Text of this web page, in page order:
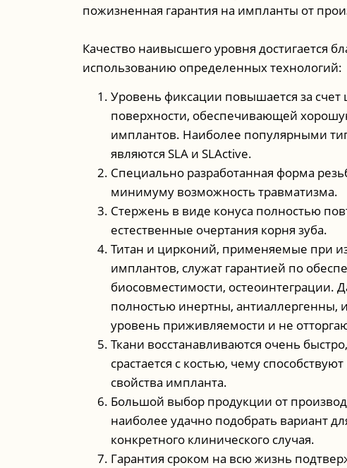
пожизненная гарантия на импланты от
Качество наивысшего уровня достигается
использованию определенных технологий:
Уровень фиксации повышается за счет
поверхности, обеспечивающей
имплантов. Наиболее популярными
являются SLA и SLActive.
Специально разработанная форма
минимуму возможность травматизма.
Стержень в виде конуса полностью
естественные очертания корня зуба.
Титан и цирконий, применяемые при
имплантов, служат гарантией по
биосовместимости, остеоинтеграции.
полностью инертны, антиаллергенны,
уровень приживляемости и не
Ткани восстанавливаются очень
срастается с костью, чему
свойства импланта.
Большой выбор продукции от
наиболее удачно подобрать вариант
конкретного клинического случая.
Гарантия сроком на всю жизнь